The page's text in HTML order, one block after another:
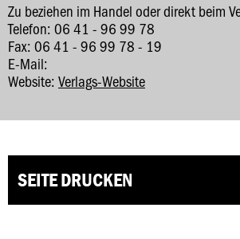
Zu beziehen im Handel oder direkt beim
Telefon: 06 41 - 96 99 78
Fax: 06 41 - 96 99 78 - 19
E-Mail:
Website: Verlags-Website
SEITE DRUCKEN